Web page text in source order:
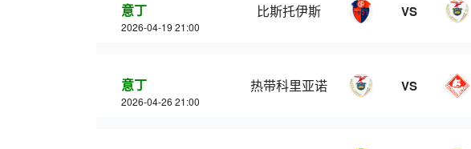
意丁
2026-04-19 21:00
比斯托伊斯 VS
意丁
2026-04-26 21:00
热带科里亚诺 VS